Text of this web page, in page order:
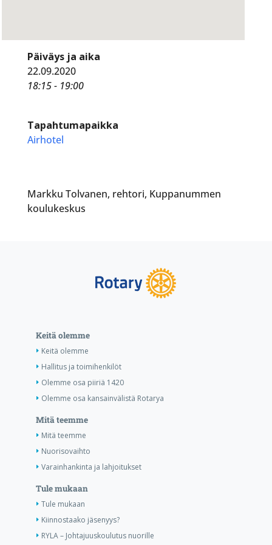
Päiväys ja aika
22.09.2020
18:15 - 19:00
Tapahtumapaikka
Airhotel
Markku Tolvanen, rehtori, Kuppanummen
koulukeskus
Keitä olemme
Keitä olemme
Hallitus ja toimihenkilöt
Olemme osa piiriä 1420
Olemme osa kansainvälistä Rotarya
Mitä teemme
Mitä teemme
Nuorisovaihto
Varainhankinta ja lahjoitukset
Tule mukaan
Tule mukaan
Kiinnostaako jäsenyys?
RYLA – Johtajuuskoulutus nuorille